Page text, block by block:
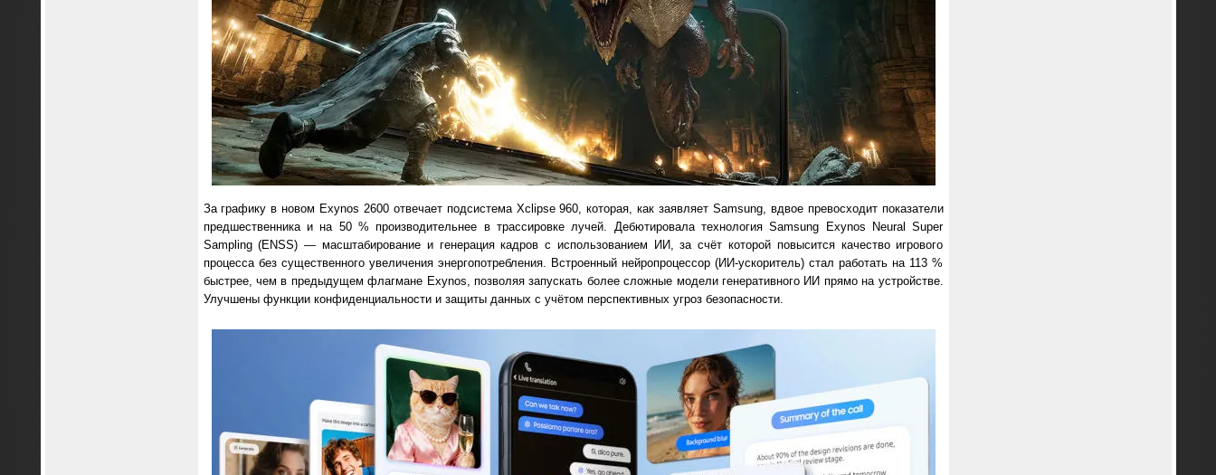
За графику в новом Exynos 2600 отвечает подсистема Xclipse 960, которая, как заявляет Samsung, вдвое превосходит показатели
предшественника и на 50 % производительнее в трассировке лучей. Дебютировала технология Samsung Exynos Neural Super
Sampling (ENSS) — масштабирование и генерация кадров с использованием ИИ, за счёт которой повысится качество игрового
процесса без существенного увеличения энергопотребления. Встроенный нейропроцессор (ИИ-ускоритель) стал работать на 113 %
быстрее, чем в предыдущем флагмане Exynos, позволяя запускать более сложные модели генеративного ИИ прямо на устройстве.
Улучшены функции конфиденциальности и защиты данных с учётом перспективных угроз безопасности.